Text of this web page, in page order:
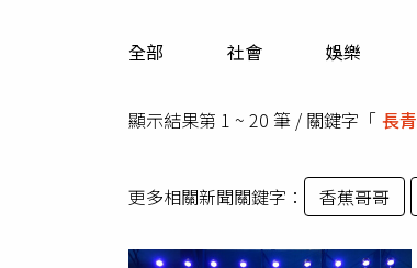
全部 社會 娛樂
顯示結果第 1 ~ 20 筆 / 關鍵字「 長青
更多相關新聞關鍵字： 香蕉哥哥